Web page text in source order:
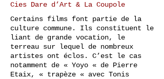
Cies Dare d’Art & La Coupole
Certains films font partie de la
culture commune. Ils constituent le
liant de grande vocation, le
terreau sur lequel de nombreux
artistes ont éclos. C’est le cas
notamment de « Yoyo « de Pierre
Etaix, « trapèze « avec Tonis